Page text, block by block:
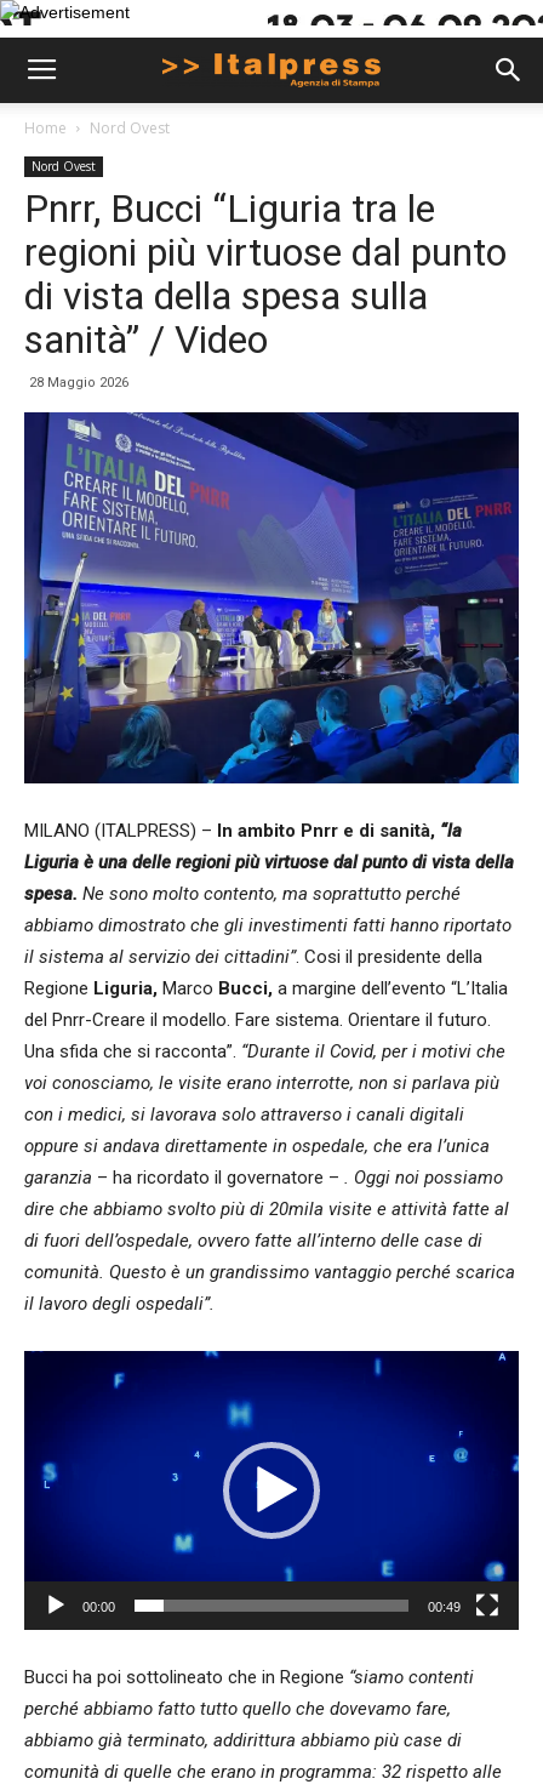
Home Nord Ovest
Nord Ovest
Pnrr, Bucci “Liguria tra le
regioni più virtuose dal punto
di vista della spesa sulla
sanità” / Video
28 Maggio 2026
MILANO (ITALPRESS) – In ambito Pnrr e di sanità, “la
Liguria è una delle regioni più virtuose dal punto di vista della
spesa. Ne sono molto contento, ma soprattutto perché
abbiamo dimostrato che gli investimenti fatti hanno riportato
il sistema al servizio dei cittadini”. Cosi il presidente della
Regione Liguria, Marco Bucci, a margine dell’evento “L’Italia
del Pnrr-Creare il modello. Fare sistema. Orientare il futuro.
Una sfida che si racconta”. “Durante il Covid, per i motivi che
voi conosciamo, le visite erano interrotte, non si parlava più
con i medici, si lavorava solo attraverso i canali digitali
oppure si andava direttamente in ospedale, che era l’unica
garanzia – ha ricordato il governatore – . Oggi noi possiamo
dire che abbiamo svolto più di 20mila visite e attività fatte al
di fuori dell’ospedale, ovvero fatte all’interno delle case di
comunità. Questo è un grandissimo vantaggio perché scarica
il lavoro degli ospedali”.
00:00 00:49
Bucci ha poi sottolineato che in Regione “siamo contenti
perché abbiamo fatto tutto quello che dovevamo fare,
abbiamo già terminato, addirittura abbiamo più case di
comunità di quelle che erano in programma: 32 rispetto alle